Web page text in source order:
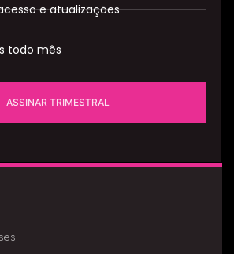
e atualizações
todo mês
ASSINAR TRIMESTRAL